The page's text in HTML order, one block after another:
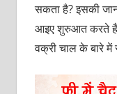
सकता है? इसकी
आइए शुरुआत करते हैं
वक्री चाल के बारे